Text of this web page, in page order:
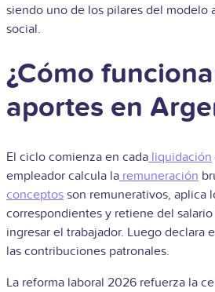
siendo uno de los pilares del modelo
social.
¿Cómo
aportes en
El ciclo comienza en cada liquidación
empleador calcula la remuneración
conceptos son remunerativos, aplica
correspondientes y retiene del
ingresar el trabajador. Luego declara
las contribuciones patronales.
La reforma laboral 2026 refuerza la